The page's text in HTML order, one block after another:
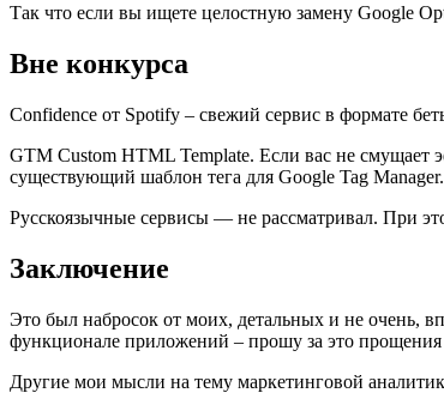
Так что если вы ищете целостную замену Google
Вне конкурса
Confidence от Spotify – свежий сервис в формате
GTM Custom HTML Template. Если вас не смущает
существующий шаблон тега для Google Tag
Русскоязычные сервисы — не рассматривал. При
Заключение
Это был набросок от моих, детальных и не очень,
функционале приложений – прошу за это прощения
Другие мои мысли на тему маркетинговой